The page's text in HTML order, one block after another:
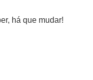
há que mudar!